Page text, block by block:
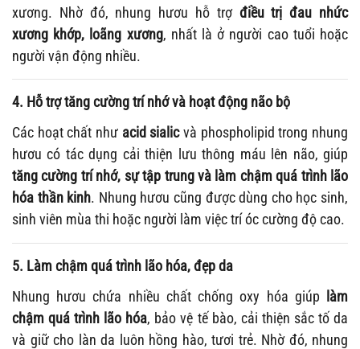
xương. Nhờ đó, nhung hươu hỗ trợ điều trị đau nhức
xương khớp, loãng xương, nhất là ở người cao tuổi hoặc
người vận động nhiều.
4. Hỗ trợ tăng cường trí nhớ và hoạt động não bộ
Các hoạt chất như acid sialicvà phospholipid trong nhung
hươu có tác dụng cải thiện lưu thông máu lên não, giúp
tăng cường trí nhớ, sự tập trung và làm chậm quá trình lão
hóa thần kinh. Nhung hươu cũng được dùng cho học sinh,
sinh viên mùa thi hoặc người làm việc trí óc cường độ cao.
5. Làm chậm quá trình lão hóa, đẹp da
Nhung hươu chứa nhiều chất chống oxy hóa giúp làm
chậm quá trình lão hóa, bảo vệ tế bào, cải thiện sắc tố da
và giữ cho làn da luôn hồng hào, tươi trẻ. Nhờ đó, nhung